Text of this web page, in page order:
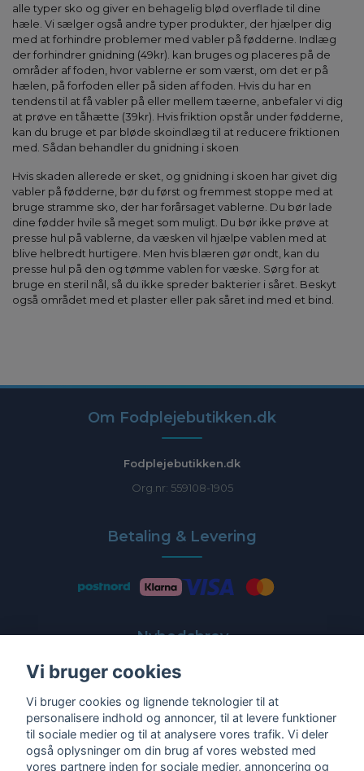
alle typer sko og giver en behagelig blød overflade til dine
hæle. Vi sælger også andre typer produkter, der hjælper dig
med at forhindre problemer med vabler på fødderne. Indlæg
der forhindrer gnidning (49kr). kan bruges og placeres på de
områder af foden, hvor vablerne er som værst, om det er på
hælen, på forfoden eller på siden af foden. Hvis du har en
tendens til at få vabler på eller mellem tæerne, anbefaler vi dig
at prøve en tåhætte (39kr). Hvis friktion opstår under fødderne,
kan du bruge et par bløde skoindlæg til at reducere friktionen
med. Sådan behandler du gnidning i skoen
Hvis skaden allerede er sket, og gnidning i skoen har givet dig
vabler på fødderne, bør du først og fremmest stoppe med at
bruge stramme sko, der har forårsaget vablerne. Du bør lade
dine fødder hvile så meget som muligt. Du bør ikke prøve at
presse hul på vablerne, da væsken vil hjælpe vablen med at
blive helbredt hurtigere. Men hvis blæren gør ondt, kan du
presse hul på den og tømme vablen for væske. Sørg for at
bruge en steril nål, så du ikke spreder bakterier i såret. Beskyt
også området med et plaster eller pak såret ind med et bind.
Om Fodplejebutikken.dk
Fodplejebutikken.dk
Org.nr: 559108-1905
Betaling & Levering
Nyhedsbrev
Få de nyeste tilbud og nyheder direkte i din indbakke
E-post
Vi bruger cookies
Vi bruger cookies og lignende teknologier til at
personalisere indhold og annoncer, til at levere funktioner
til sociale medier og til at analysere vores trafik. Vi deler
også oplysninger om din brug af vores websted med
vores partnere inden for sociale medier, annoncering og